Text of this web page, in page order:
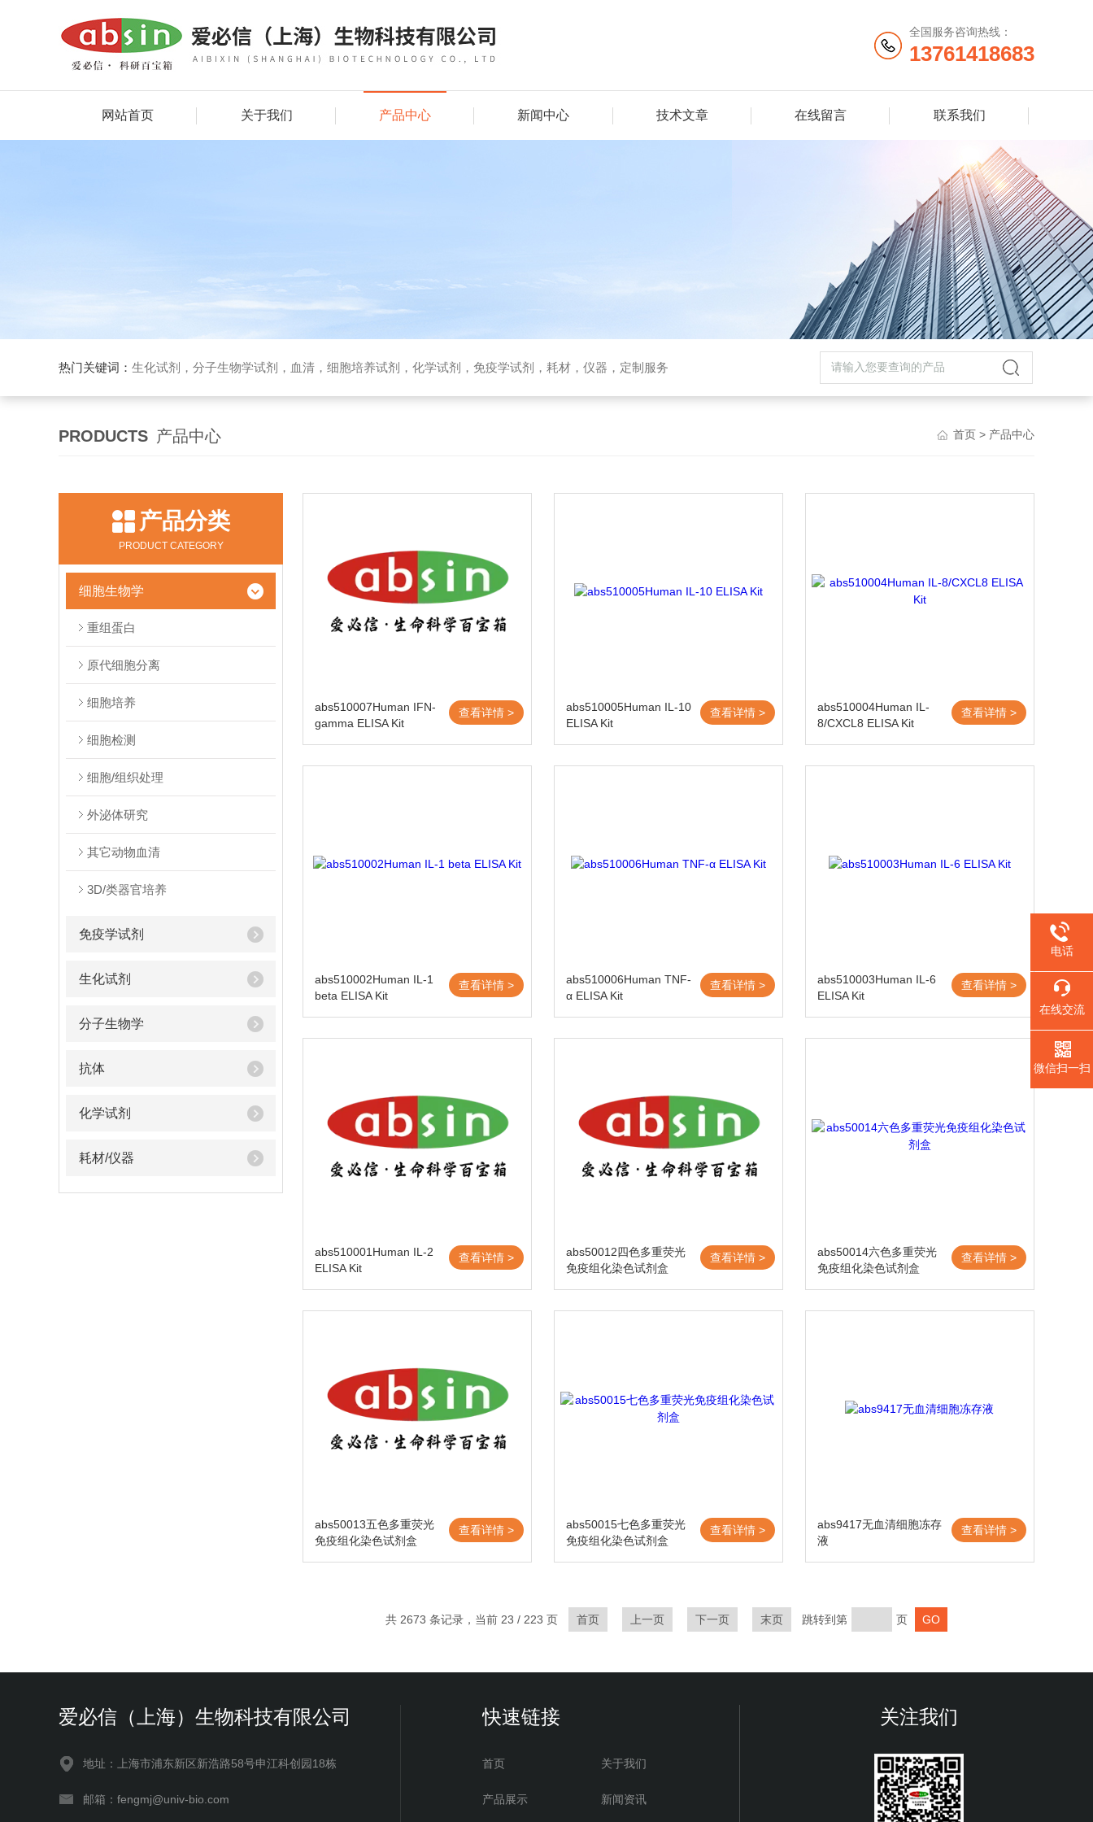
全国服务咨询热线：
13761418683
网站首页 关于我们 产品中心 新闻中心 技术文章 在线留言 联系我们
热门关键词： 生化试剂，分子生物学试剂，血清，细胞培养试剂，化学试剂，免疫学试剂，耗材，仪器，定制服务
PRODUCTS 产品中心 首页 > 产品中心
产品分类
PRODUCT CATEGORY
细胞生物学
重组蛋白
原代细胞分离
细胞培养
细胞检测
细胞/组织处理
外泌体研究
其它动物血清
3D/类器官培养
免疫学试剂
生化试剂
分子生物学
抗体
化学试剂
耗材/仪器
abs510007Human IFN-
gamma ELISA Kit
查看详情 >
abs510005Human IL-10
ELISA Kit
查看详情 >
abs510004Human IL-
8/CXCL8 ELISA Kit
查看详情 >
abs510002Human IL-1
beta ELISA Kit
查看详情 >
abs510006Human TNF-
α ELISA Kit
查看详情 >
abs510003Human IL-6
ELISA Kit
查看详情 >
abs510001Human IL-2
ELISA Kit
查看详情 >
abs50012四色多重荧光
免疫组化染色试剂盒
查看详情 >
abs50014六色多重荧光
免疫组化染色试剂盒
查看详情 >
abs50013五色多重荧光
免疫组化染色试剂盒
查看详情 >
abs50015七色多重荧光
免疫组化染色试剂盒
查看详情 >
abs9417无血清细胞冻存
液
查看详情 >
共 2673 条记录，当前 23 / 223 页 首页 上一页 下一页 末页 跳转到第 页
爱必信（上海）生物科技有限公司
地址：上海市浦东新区新浩路58号申江科创园18栋
邮箱：fengmj@univ-bio.com
快速链接
首页 关于我们
产品展示 新闻资讯
关注我们
电话
在线交流
微信扫一扫